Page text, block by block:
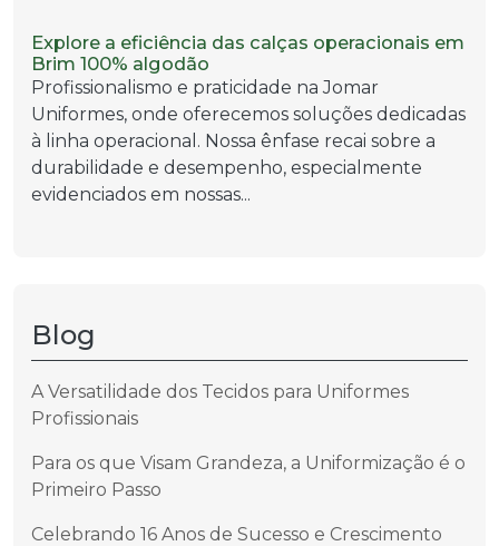
Explore a eficiência das calças operacionais em
Brim 100% algodão
Profissionalismo e praticidade na Jomar
Uniformes, onde oferecemos soluções dedicadas
à linha operacional. Nossa ênfase recai sobre a
durabilidade e desempenho, especialmente
evidenciados em nossas...
Blog
A Versatilidade dos Tecidos para Uniformes
Profissionais
Para os que Visam Grandeza, a Uniformização é o
Primeiro Passo
Celebrando 16 Anos de Sucesso e Crescimento